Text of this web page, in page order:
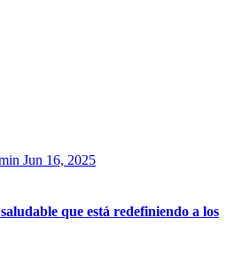
Jun 16, 2025
que está redefiniendo a los